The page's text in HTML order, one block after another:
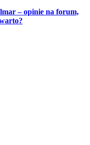
– opinie na forum,